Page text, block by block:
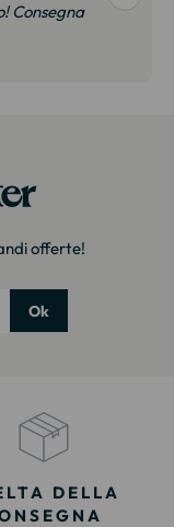
Consegna
offerte!
Ok
DELLA